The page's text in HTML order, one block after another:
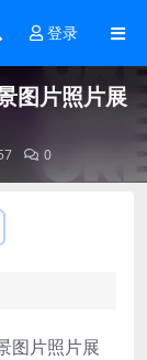
登录
图片照片展
0
图片照片展